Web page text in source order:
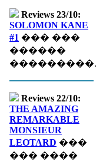
Reviews 23/10:
SOLOMON KANE
#1 ��� ���
������
���������.
Reviews 22/10:
THE AMAZING
REMARKABLE
MONSIEUR
LEOTARD ���
��� ����